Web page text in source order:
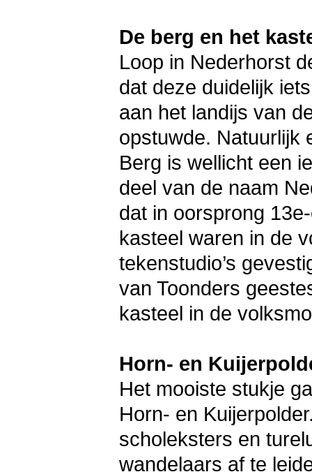
De berg en het
Loop in Nederhorst
dat deze duidelijk
aan het landijs van
opstuwde. Natuurlijk
Berg is wellicht een
deel van de naam
dat in oorsprong
kasteel waren in de
tekenstudio’s
van Toonders
kasteel in de
Horn- en
Het mooiste stukje
Horn- en
scholeksters en
wandelaars af te